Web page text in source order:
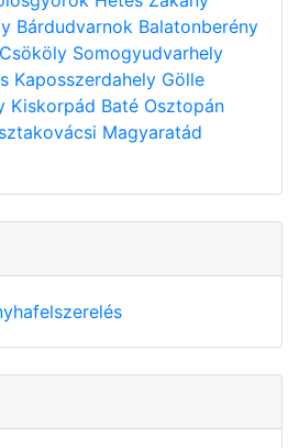
Bárdudvarnok Balatonberény
Csököly Somogyudvarhely
Kaposszerdahely Gölle
Kiskorpád Baté Osztopán
Magyaratád